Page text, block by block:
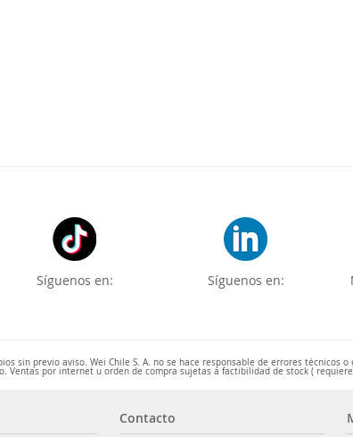
Síguenos en: Síguenos en:
sin previo aviso. Wei Chile S. A. no se hace responsable de errores
Ventas por internet u orden de compra sujetas a factibilidad de stock (
Contacto